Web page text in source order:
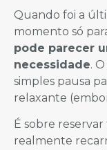
Quando foi a
momento só
pode parecer
necessidade.
simples pausa
relaxante
É sobre
realmente